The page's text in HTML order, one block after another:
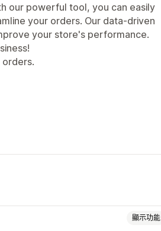
our powerful tool, you can easily
your orders. Our data-driven
your store's performance.
顯示功能